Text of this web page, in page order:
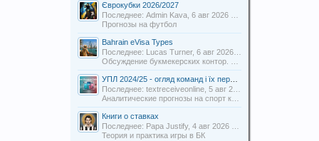
Єврокубки 2026/2027
Последнее: Admin Kava, 6 авг 2026 в 19:31
Прогнозы на футбол
Bahrain eVisa Types
Последнее: Lucas Turner, 6 авг 2026 в 13:16
Последнее: textreceiveonline, 5 авг 2026 в 20:54
Книги о ставках
Последнее: Papa Justify, 4 авг 2026 в 00:12
Теория и практика игры в БК